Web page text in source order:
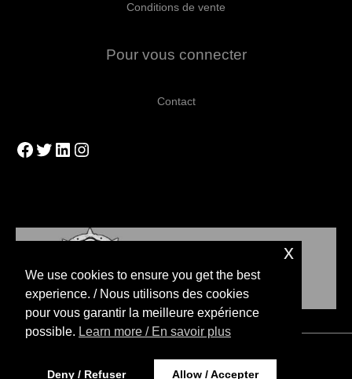
Conditions de vente
Pour vous connecter
Contact
Facebook
Twitter
LinkedIn
Instagram
Copyright © 2026 Blood Bowl Stratégies
We use cookies to ensure you get the best
experience. / Nous utilisons des cookies
pour vous garantir la meilleure expérience
possible. Learn more / En savoir plus
Deny / Refuser Allow / Accepter
x